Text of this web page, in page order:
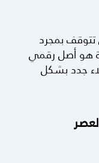
تتوقف بمجرد
هو أصل رقمي
جدد بشكل